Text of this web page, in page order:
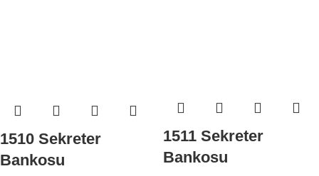
1510 Sekreter
Bankosu
1511 Sekreter
Bankosu